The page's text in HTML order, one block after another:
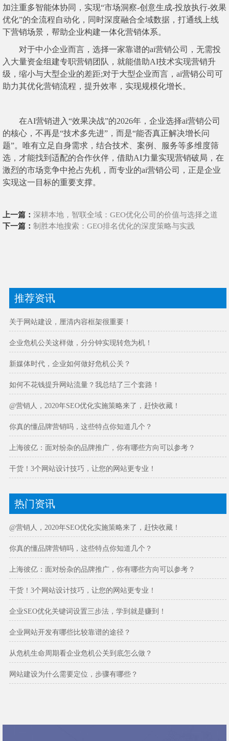
加注重多智能体协同，实现“市场洞察-创意生成-投放执行-效果
优化”的全流程自动化，同时深度融合全域数据，打通线上线
下营销场景，帮助企业构建一体化营销体系。
对于中小企业而言，选择一家靠谱的ai营销公司，无需投
入大量资金组建专职营销团队，就能借助AI技术实现营销升
级，缩小与大型企业的差距;对于大型企业而言，ai营销公司可
助力其优化营销流程，提升效率，实现规模化增长。
在AI营销进入“效果决战”的2026年，企业选择ai营销公司
的核心，不再是“技术多先进”，而是“能否真正解决增长问
题”。唯有立足自身需求，结合技术、案例、服务等多维度筛
选，才能找到适配的合作伙伴，借助AI力量实现营销破局，在
激烈的市场竞争中抢占先机，而专业的ai营销公司，正是企业
实现这一目标的重要支撑。
上一篇： 深耕本地，智联全域：GEO优化公司的价值与选择之道
下一篇： 制胜本地搜索：GEO排名优化的深度策略与实践
推荐资讯
关于网站建设，厘清内容框架很重要！
企业危机公关这样做，分分钟实现转危为机！
新媒体时代，企业如何做好危机公关？
如何不花钱提升网站流量？我总结了三个套路！
@营销人，2020年SEO优化实施策略来了，赶快收藏！
你真的懂品牌营销吗，这些特点你知道几个？
上海彼亿：面对纷杂的品牌推广，你有哪些方向可以参考？
干货！3个网站设计技巧，让您的网站更专业！
热门资讯
@营销人，2020年SEO优化实施策略来了，赶快收藏！
你真的懂品牌营销吗，这些特点你知道几个？
上海彼亿：面对纷杂的品牌推广，你有哪些方向可以参考？
干货！3个网站设计技巧，让您的网站更专业！
企业SEO优化关键词设置三步法，学到就是赚到！
企业网站开发有哪些比较靠谱的途径？
从危机生命周期看企业危机公关到底怎么做？
网站建设为什么需要定位，步骤有哪些？